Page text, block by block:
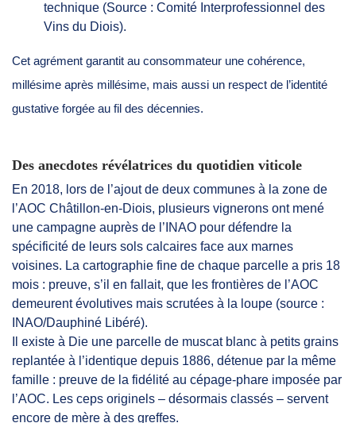
technique (Source : Comité Interprofessionnel des
Vins du Diois).
Cet agrément garantit au consommateur une cohérence,
millésime après millésime, mais aussi un respect de l’identité
gustative forgée au fil des décennies.
Des anecdotes révélatrices du quotidien viticole
En 2018, lors de l’ajout de deux communes à la zone de
l’AOC Châtillon-en-Diois, plusieurs vignerons ont mené
une campagne auprès de l’INAO pour défendre la
spécificité de leurs sols calcaires face aux marnes
voisines. La cartographie fine de chaque parcelle a pris 18
mois : preuve, s’il en fallait, que les frontières de l’AOC
demeurent évolutives mais scrutées à la loupe (source :
INAO/Dauphiné Libéré).
Il existe à Die une parcelle de muscat blanc à petits grains
replantée à l’identique depuis 1886, détenue par la même
famille : preuve de la fidélité au cépage-phare imposée par
l’AOC. Les ceps originels – désormais classés – servent
encore de mère à des greffes.